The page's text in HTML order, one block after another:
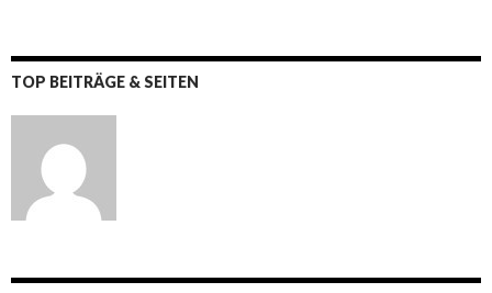
TOP BEITRÄGE & SEITEN